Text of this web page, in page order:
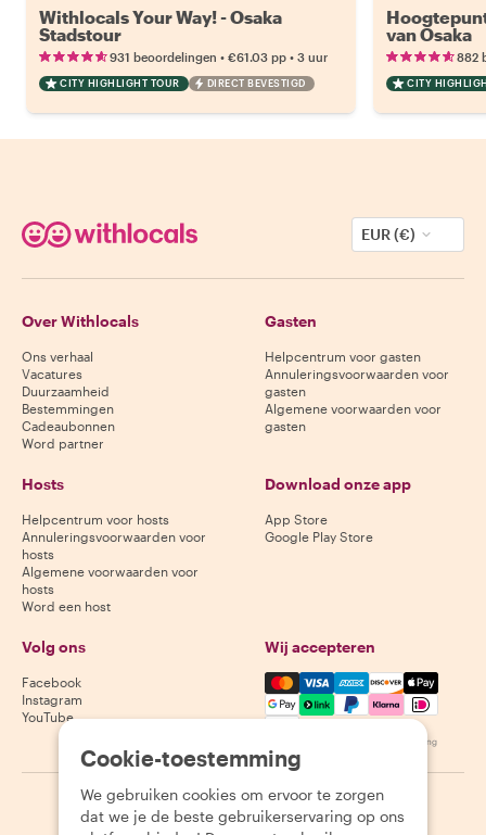
Withlocals Your Way! - Osaka
Stadstour
931 beoordelingen • €61.03 pp • 3 uur
CITY HIGHLIGHT TOUR DIRECT BEVESTIGD
van Osaka
882
CITY
EUR (€)
Over Withlocals
Ons verhaal
Vacatures
Duurzaamheid
Bestemmingen
Cadeaubonnen
Word partner
Gasten
Helpcentrum voor gasten
Annuleringsvoorwaarden voor
gasten
Algemene voorwaarden voor
gasten
Hosts
Helpcentrum voor hosts
Annuleringsvoorwaarden voor
hosts
Algemene voorwaarden voor
hosts
Word een host
Download onze app
App Store
Google Play Store
Volg ons
Facebook
Instagram
YouTube
Wij accepteren
Mastercard, Visa, Amex,
Beschikbaarheid varieert per bestemming
2026 Withlocals.com Privacybeleid Cookies
Cookie-toestemming
We gebruiken cookies om ervoor te zorgen
dat we je de beste gebruikerservaring op ons